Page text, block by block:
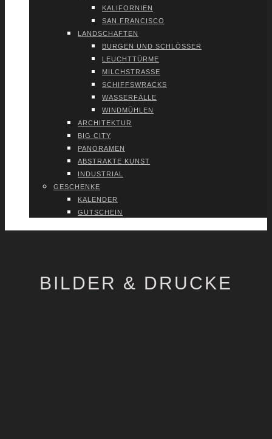
KALI­FOR­NI­EN
SAN FRAN­CIS­CO
LAND­SCHAF­TEN
BUR­GEN UND SCHLÖS­SER
LEUCHT­TÜR­ME
MILCH­STRAS­SE
SCHIFFS­WRACKS
WAS­SER­FÄL­LE
WIND­MÜH­LEN
ARCHI­TEK­TUR
BIG CITY
PAN­ORA­MEN
ABS­TRAK­TE KUNST
INDUS­TRI­AL
GESCHEN­KE
KALEN­DER
GUT­SCHEIN
BILDER & DRUCKE